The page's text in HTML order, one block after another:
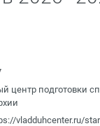
центр подготовки
vladduhcenter.ru/